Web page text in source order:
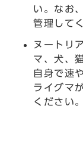
い。なお
管理して
ヌートリ
マ、犬、
自身で速
ライグマ
ください